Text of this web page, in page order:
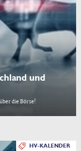
und
die Börse!
HV-KALENDER